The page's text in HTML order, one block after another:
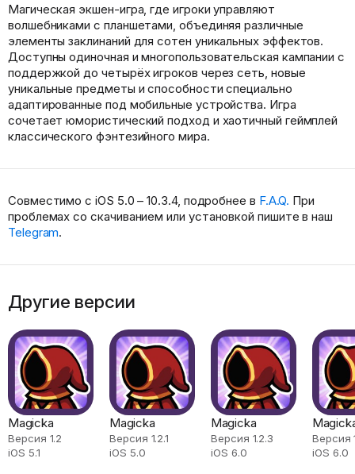
Магическая экшен-игра, где игроки управляют
волшебниками с планшетами, объединяя различные
элементы заклинаний для сотен уникальных эффектов.
Доступны одиночная и многопользовательская кампании с
поддержкой до четырёх игроков через сеть, новые
уникальные предметы и способности специально
адаптированные под мобильные устройства. Игра
сочетает юмористический подход и хаотичный геймплей
классического фэнтезийного мира.
Совместимо с iOS 5.0 – 10.3.4, подробнее в F.A.Q. При
проблемах со скачиванием или установкой пишите в наш
Telegram.
Другие версии
Magicka
Версия 1.2
iOS 5.1
Magicka
Версия 1.2.1
iOS 5.0
Magicka
Версия 1.2.3
iOS 6.0
Версия
iOS 6.0